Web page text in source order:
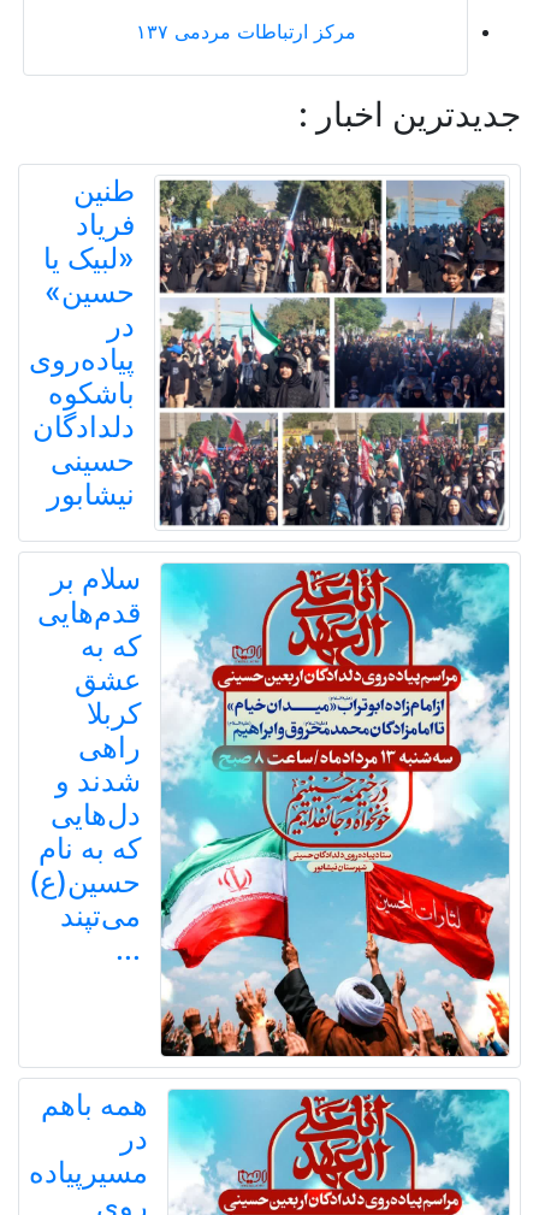
مرکز ارتباطات مردمی ۱۳۷
جدیدترین اخبار :
طنین
فریاد
«لبیک یا
حسین»
در
پیاده‌روی
باشکوه
دلدادگان
حسینی
نیشابور
سلام بر
قدم‌هایی
که به
عشق
کربلا
راهی
شدند و
دل‌هایی
که به نام
حسین(ع)
می‌تپند
...
همه باهم
در
مسیرپیاده
روی